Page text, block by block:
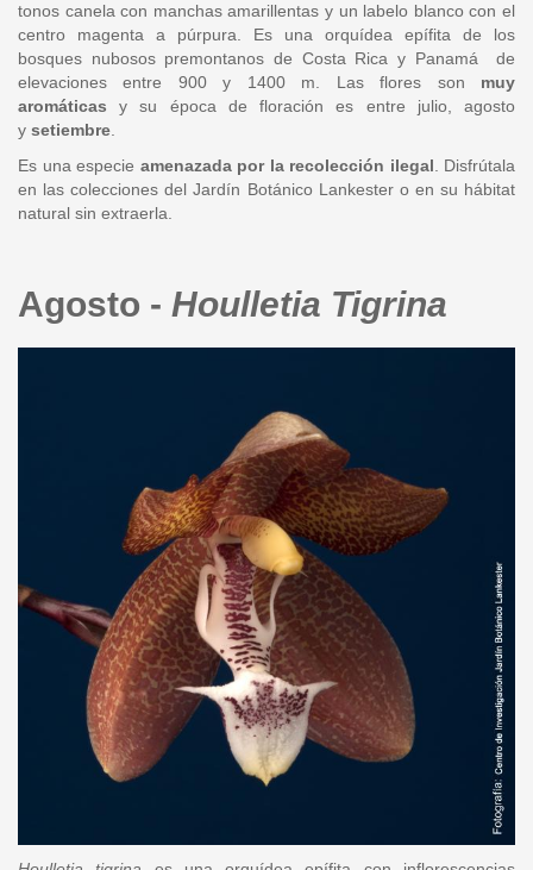
tonos canela con manchas amarillentas y un labelo blanco con el
centro magenta a púrpura. Es una orquídea epífita de los
bosques nubosos premontanos de Costa Rica y Panamá de
elevaciones entre 900 y 1400 m. Las flores son muy
aromáticas
y su época de floración es entre julio, agosto
y setiembre
Es una especie amenazada por la recolección ilegal . Disfrútala
en las colecciones del Jardín Botánico Lankester o en su hábitat
natural sin extraerla.
Agosto - Houlletia Tigrina